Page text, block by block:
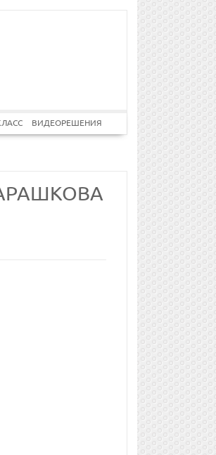
ВИДЕОРЕШЕНИЯ